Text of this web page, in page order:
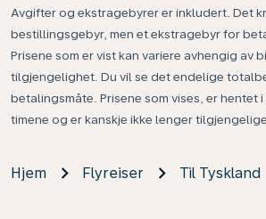
Avgifter og ekstragebyrer er inkludert. Det
bestillingsgebyr, men et ekstragebyr for
Prisene som er vist kan variere avhengig av
tilgjengelighet. Du vil se det endelige
betalingsmåte. Prisene som vises, er hentet
timene og er kanskje ikke lenger
Hjem Flyreiser Til Tyskland